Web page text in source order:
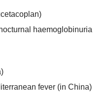
haemoglobinuria
fever (in China)